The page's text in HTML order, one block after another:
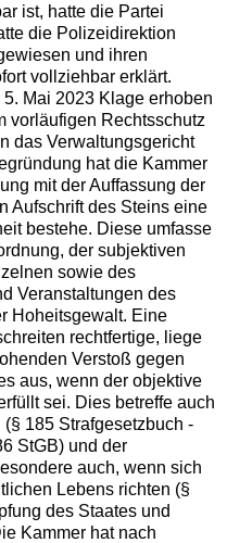
ist, hatte die Partei
die Polizeidirektion
und ihren
vollziehbar erklärt.
Mai 2023 Klage erhoben
vorläufigen Rechtsschutz
das Verwaltungsgericht
hat die Kammer
mit der Auffassung der
Aufschrift des Steins eine
bestehe. Diese umfasse
der subjektiven
sowie des
Veranstaltungen des
Hoheitsgewalt. Eine
rechtfertige, liege
Verstoß gegen
aus, wenn der objektive
sei. Dies betreffe auch
185 Strafgesetzbuch -
StGB) und der
auch, wenn sich
Lebens richten (§
des Staates und
Kammer hat nach